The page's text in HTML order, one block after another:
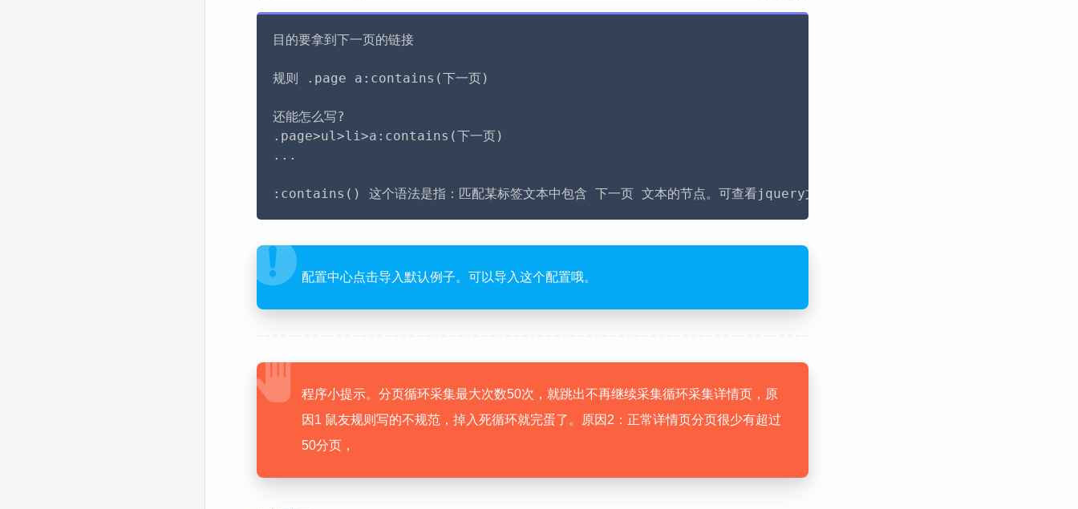
目的要拿到下一页的链接
规则 .page a:contains(下一页)
还能怎么写?
.page>ul>li>a:contains(下一页)
...
:contains() 这个语法是指：匹配某标签文本中包含 下一页 文本的节点。可查看jquery文档
配置中心点击导入默认例子。可以导入这个配置哦。
程序小提示。分页循环采集最大次数50次，就跳出不再继续采集循环采集详情页，原
因1 鼠友规则写的不规范，掉入死循环就完蛋了。原因2：正常详情页分页很少有超过
50分页，